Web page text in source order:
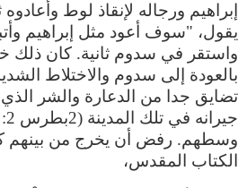
إبراهيم ورجاله لإنقاذ لوط
يقول، "سوف أعود مثل إبراهيم
واستقر في سدوم ثانية. كان ذلك
بالعودة إلى سدوم والاختلاط
تضايق جدا من الدعارة والشر
وسطهم. رفض أن يخرج من بينهم
الكتاب المقدس،